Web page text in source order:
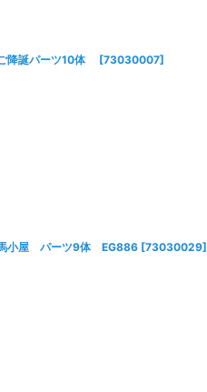
降誕パーツ10体 [73030007]
小屋 パーツ9体 EG886 [73030029]